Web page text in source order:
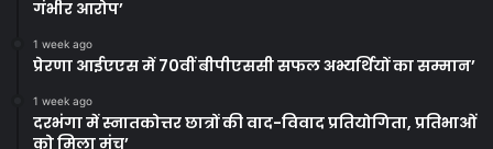
गंभीर आरोप’
1 week ago
प्रेरणा आईएएस में 70वीं बीपीएससी सफल अभ्यर्थियों का सम्मान’
1 week ago
दरभंगा में स्नातकोत्तर छात्रों की वाद-विवाद प्रतियोगिता, प्रतिभाओं
को मिला मंच’